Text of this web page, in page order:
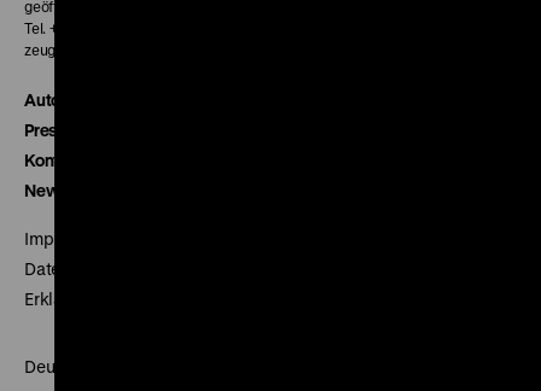
geöffnet 30 Minuten vor Beginn der ersten Vorstellung
Tel. + 49 30 20304-770
zeughauskino@dhm.de
Autor*innen
Presse
Kontakt
Newsletter
Impressum
Datenschutz
Erklärung digitale Barrierefreiheit
Deutsches Historisches Museum